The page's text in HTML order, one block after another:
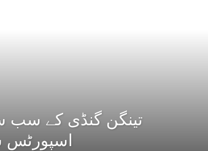
تینگن گنڈی کے سب
اسپورٹس